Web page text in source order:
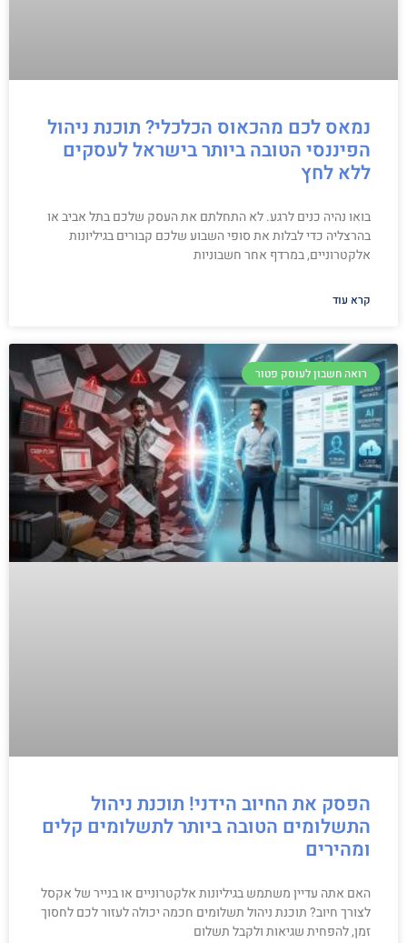
נמאס לכם מהכאוס הכלכלי? תוכנת ניהול
הפיננסי הטובה ביותר בישראל לעסקים
ללא לחץ
בואו נהיה כנים לרגע. לא התחלתם את העסק שלכם בתל אביב או
בהרצליה כדי לבלות את סופי השבוע שלכם קבורים בגיליונות
אלקטרוניים, במרדף אחר חשבוניות
קרא עוד
רואה חשבון לעוסק פטור
הפסק את החיוב הידני! תוכנת ניהול
התשלומים הטובה ביותר לתשלומים קלים
ומהירים
האם אתה עדיין משתמש בגיליונות אלקטרוניים או בנייר של אקסל
לצורך חיוב? תוכנת ניהול תשלומים חכמה יכולה לעזור לכם לחסוך
זמן, להפחית שגיאות ולקבל תשלום